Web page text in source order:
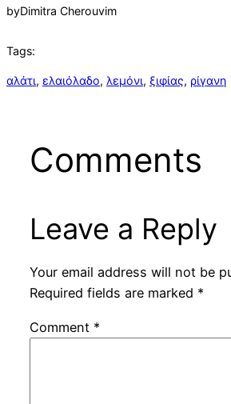
byDimitra Cherouvim
Tags:
αλάτι, ελαιόλαδο, λεμόνι, ξιφίας, ρίγανη
Comments
Leave a Reply
Your email address will not be
Required fields are marked *
Comment *